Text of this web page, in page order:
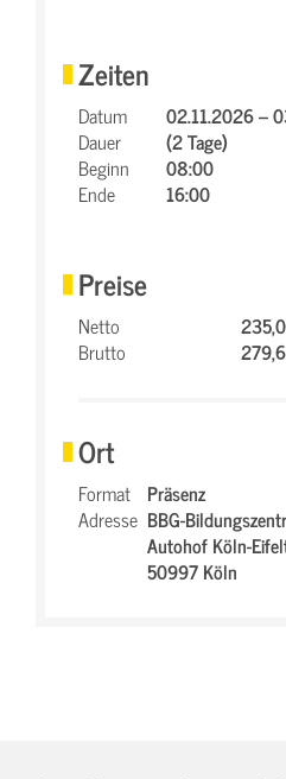
Zeiten
Datum
02.11.2026 –
Dauer
(2 Tage)
Beginn
08:00
Ende
16:00
Preise
Netto
Brutto
Ort
Format Präsenz
Adresse BBG-
Autohof Köln-
50997 Köln